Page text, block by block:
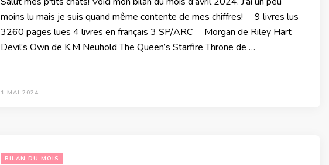
moins lu mais je suis quand même contente de mes chiffres! 9 livres lus
3260 pages lues 4 livres en français 3 SP/ARC Morgan de Riley Hart
Devil’s Own de K.M Neuhold The Queen’s Starfire Throne de …
1 MAI 2024
BILAN DU MOIS